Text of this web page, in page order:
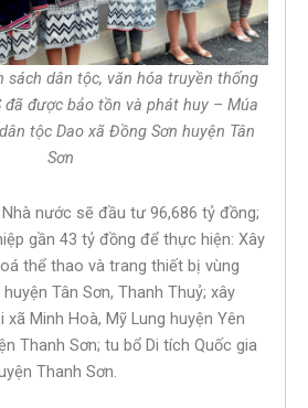
sách dân tộc, văn hóa truyền thống
đã được bảo tồn và phát huy – Múa
tộc Dao xã Đồng Sơn huyện Tân
Sơn
nước sẽ đầu tư 96,686 tỷ đồng;
gần 43 tỷ đồng để thực hiện: Xây
thể thao và trang thiết bị vùng
Tân Sơn, Thanh Thuỷ; xây
Minh Hoà, Mỹ Lung huyện Yên
Thanh Sơn; tu bổ Di tích Quốc gia
Thanh Sơn.